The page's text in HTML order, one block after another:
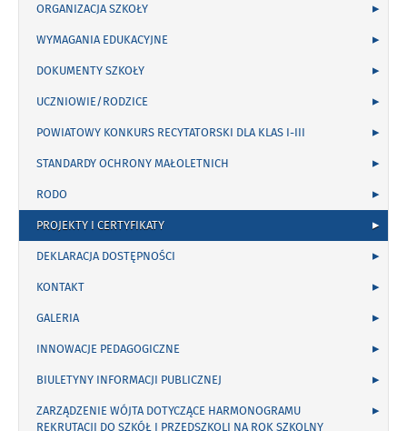
ORGANIZACJA SZKOŁY
WYMAGANIA EDUKACYJNE
DOKUMENTY SZKOŁY
UCZNIOWIE/RODZICE
POWIATOWY KONKURS RECYTATORSKI DLA KLAS I-III
STANDARDY OCHRONY MAŁOLETNICH
RODO
PROJEKTY I CERTYFIKATY
DEKLARACJA DOSTĘPNOŚCI
KONTAKT
GALERIA
INNOWACJE PEDAGOGICZNE
BIULETYNY INFORMACJI PUBLICZNEJ
ZARZĄDZENIE WÓJTA DOTYCZĄCE HARMONOGRAMU
REKRUTACJI DO SZKÓŁ I PRZEDSZKOLI NA ROK SZKOLNY